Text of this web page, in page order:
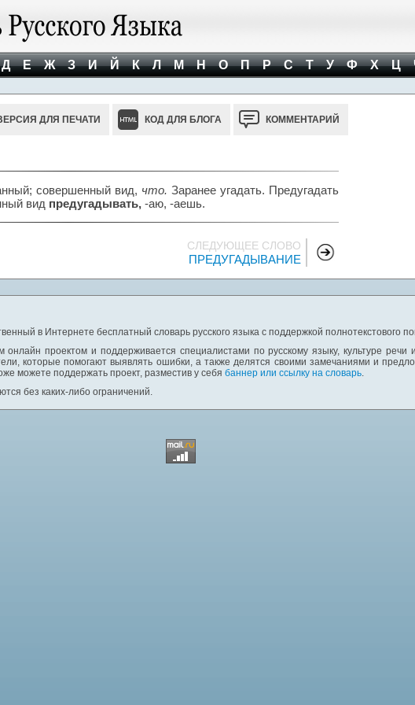
Е Ж З И Й К Л М Н О П Р С Т У Ф Х Ц
ДЛЯ ПЕЧАТИ КОД ДЛЯ БЛОГА КОММЕНТАРИЙ
совершенный вид, что. Заранее угадать. Предугадать
вид предугадывать, -аю, -аешь.
СЛЕДУЮЩЕЕ СЛОВО
ПРЕДУГАДЫВАНИЕ
в Интернете бесплатный словарь русского языка с поддержкой полнотекстового
онлайн проектом и поддерживается специалистами по русскому языку, культуре
которые помогают выявлять ошибки, а также делятся своими замечаниями и
можете поддержать проект, разместив у себя баннер или ссылку на словарь.
без каких-либо ограничений.